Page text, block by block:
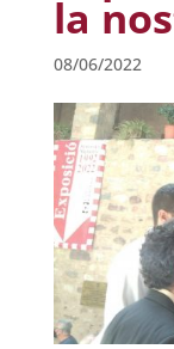
la
08/06/2022